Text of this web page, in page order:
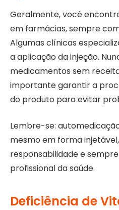
Geralmente, você
em farmácias, sempre
Algumas clínicas
a aplicação da injeção.
medicamentos sem
importante garantir a
do produto para evitar
Lembre-se:
mesmo em forma
responsabilidade e
profissional da saúde.
Deficiência de